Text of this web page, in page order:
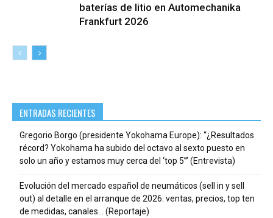
baterías de litio en Automechanika
Frankfurt 2026
ENTRADAS RECIENTES
Gregorio Borgo (presidente Yokohama Europe): “¿Resultados
récord? Yokohama ha subido del octavo al sexto puesto en
solo un año y estamos muy cerca del ‘top 5’” (Entrevista)
Evolución del mercado español de neumáticos (sell in y sell
out) al detalle en el arranque de 2026: ventas, precios, top ten
de medidas, canales… (Reportaje)